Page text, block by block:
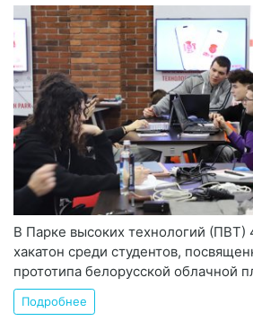
В Парке высоких технологий
хакатон среди студентов,
прототипа белорусской облачной
Подробнее